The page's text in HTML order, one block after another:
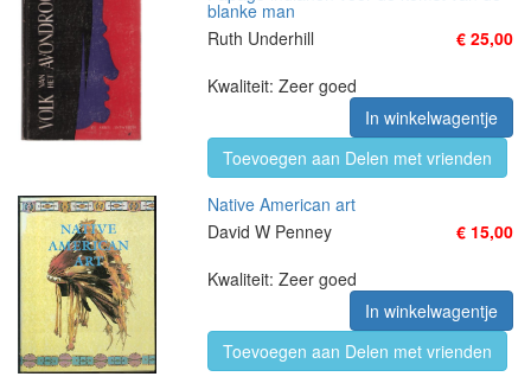
blanke man
Ruth Underhill
€ 25,00
Kwaliteit: Zeer goed
In winkelwagentje
Toevoegen aan Delen met vrienden
Native American art
David W Penney
€ 15,00
Kwaliteit: Zeer goed
In winkelwagentje
Toevoegen aan Delen met vrienden